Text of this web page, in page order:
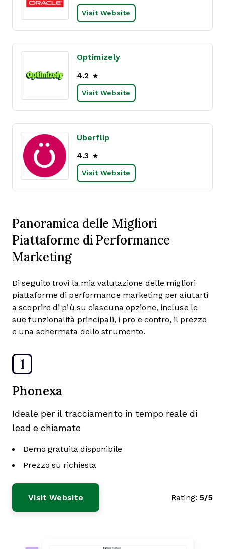
Visit Website
Optimizely
4.2
Visit Website
Uberflip
4.3
Visit Website
Panoramica delle Migliori
Piattaforme di Performance
Marketing
Di seguito trovi la mia valutazione delle migliori
piattaforme di performance marketing per aiutarti
a scoprire di più su ciascuna opzione, incluse le
sue funzionalità principali, i pro e contro, il prezzo
e una schermata dello strumento.
1
Phonexa
Ideale per il tracciamento in tempo reale di
lead e chiamate
Demo gratuita disponibile
Prezzo su richiesta
Visit Website Rating: 5/5